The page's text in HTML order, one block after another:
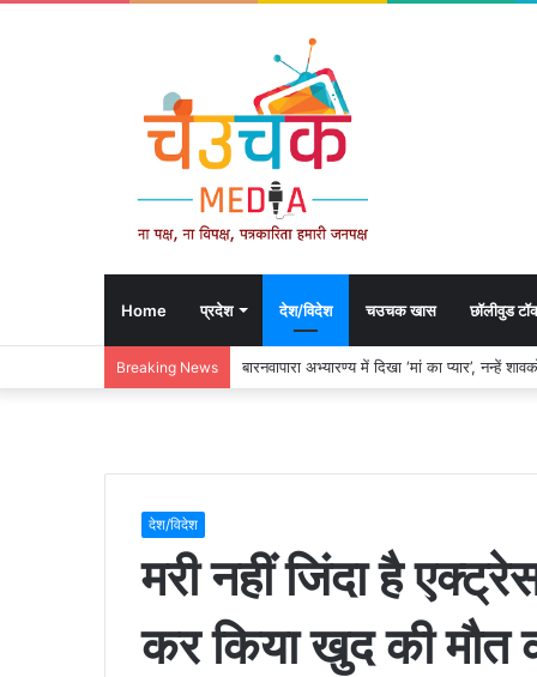
Home प्रदेश देश/विदेश चउचक खास छॉलीवुड
Breaking News बारनवापारा अभ्यारण्य में दिखा ‘मां का प्यार’, नन्हें
देश/विदेश
मरी नहीं जिंदा है
कर किया खुद की मौत